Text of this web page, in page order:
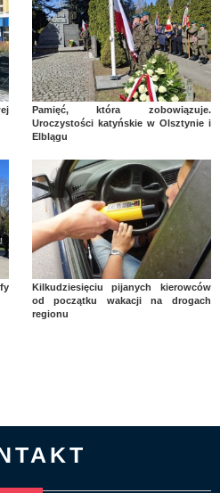
Pamięć, która zobowiązuje.
Uroczystości katyńskie w Olsztynie i
Elblągu
Kilkudziesięciu pijanych kierowców
od początku wakacji na drogach
regionu